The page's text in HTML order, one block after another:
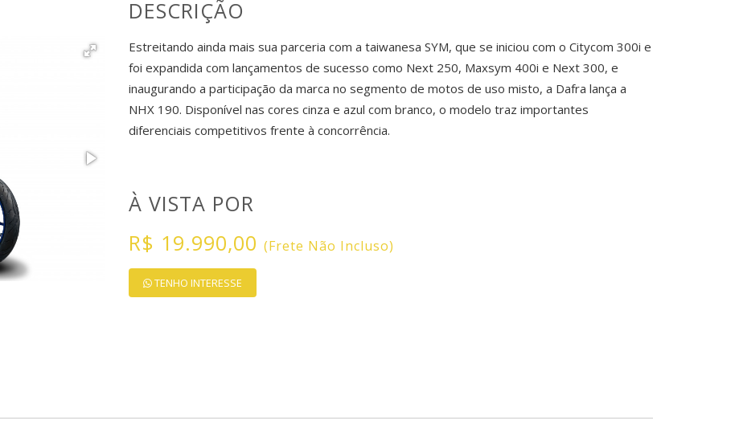
DESCRIÇÃO
Estreitando ainda mais sua parceria com a taiwanesa SYM, que se iniciou com o Citycom 300i e
foi expandida com lançamentos de sucesso como Next 250, Maxsym 400i e Next 300, e
inaugurando a participação da marca no segmento de motos de uso misto, a Dafra lança a
NHX 190. Disponível nas cores cinza e azul com branco, o modelo traz importantes
diferenciais competitivos frente à concorrência.
À VISTA POR
R$ 19.990,00 (Frete Não Incluso)
TENHO INTERESSE